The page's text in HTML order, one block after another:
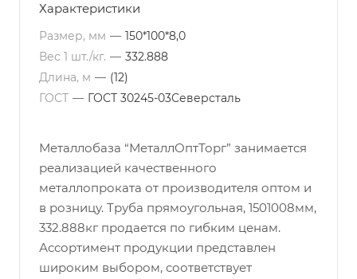
Характеристики
Размер, мм — 150*100*8,0
Вес 1 шт./кг. — 332.888
Длина, м — (12)
ГОСТ — ГОСТ 30245-03Северсталь
Металлобаза “МеталлОптТорг” занимается
реализацией качественного
металлопроката от производителя оптом и
в розницу. Труба прямоугольная, 1501008мм,
332.888кг продается по гибким ценам.
Ассортимент продукции представлен
широким выбором, соответствует